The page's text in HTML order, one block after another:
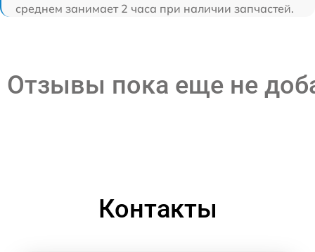
среднем занимает 2 часа при наличии запчастей.
Отзывы пока еще не
Контакты